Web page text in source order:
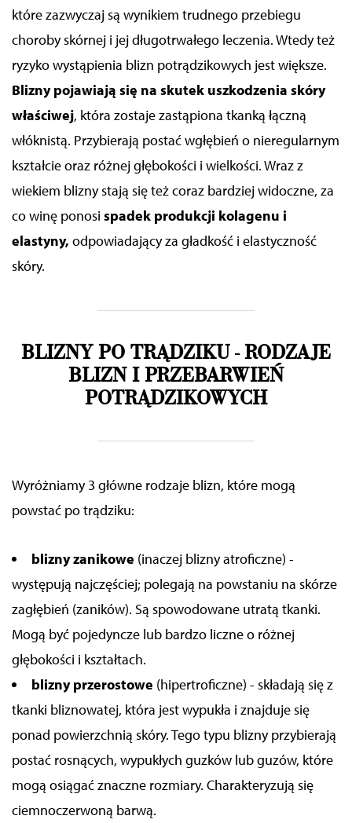
które zazwyczaj są wynikiem trudnego przebiegu
choroby skórnej i jej długotrwałego leczenia. Wtedy też
ryzyko wystąpienia blizn potrądzikowych jest większe.
Blizny pojawiają się na skutek uszkodzenia skóry
właściwej, która zostaje zastąpiona tkanką łączną
włóknistą. Przybierają postać wgłębień o nieregularnym
kształcie oraz różnej głębokości i wielkości. Wraz z
wiekiem blizny stają się też coraz bardziej widoczne, za
co winę ponosi spadek produkcji kolagenu i
elastyny, odpowiadający za gładkość i elastyczność
skóry.
BLIZNY PO TRĄDZIKU - RODZAJE
BLIZN I PRZEBARWIEŃ
POTRĄDZIKOWYCH
Wyróżniamy 3 główne rodzaje blizn, które mogą
powstać po trądziku:
blizny zanikowe (inaczej blizny atroficzne) -
występują najczęściej; polegają na powstaniu na skórze
zagłębień (zaników). Są spowodowane utratą tkanki.
Mogą być pojedyncze lub bardzo liczne o różnej
głębokości i kształtach.
blizny przerostowe (hipertroficzne) - składają się z
tkanki bliznowatej, która jest wypukła i znajduje się
ponad powierzchnią skóry. Tego typu blizny przybierają
postać rosnących, wypukłych guzków lub guzów, które
mogą osiągać znaczne rozmiary. Charakteryzują się
ciemnoczerwoną barwą.